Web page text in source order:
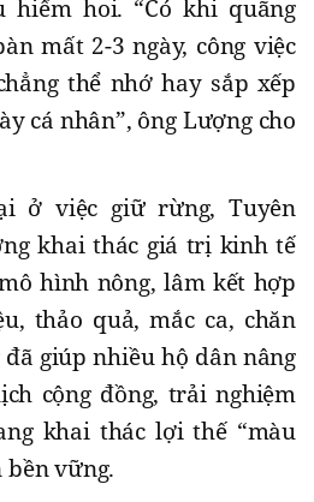
hoi. “Có khi quãng
mất 2-3 ngày, công việc
thể nhớ hay sắp xếp
cá nhân”, ông Lượng cho
ở việc giữ rừng, Tuyên
khai thác giá trị kinh tế
hình nông, lâm kết hợp
thảo quả, mắc ca, chăn
giúp nhiều hộ dân nâng
cộng đồng, trải nghiệm
khai thác lợi thế “màu
vững.